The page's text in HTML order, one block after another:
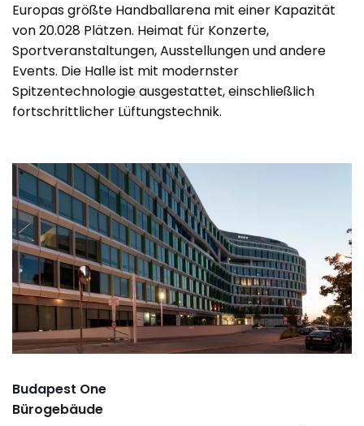
Europas größte Handballarena mit einer Kapazität
von 20.028 Plätzen. Heimat für Konzerte,
Sportveranstaltungen, Ausstellungen und andere
Events. Die Halle ist mit modernster
Spitzentechnologie ausgestattet, einschließlich
fortschrittlicher Lüftungstechnik.
Budapest One
Bürogebäude